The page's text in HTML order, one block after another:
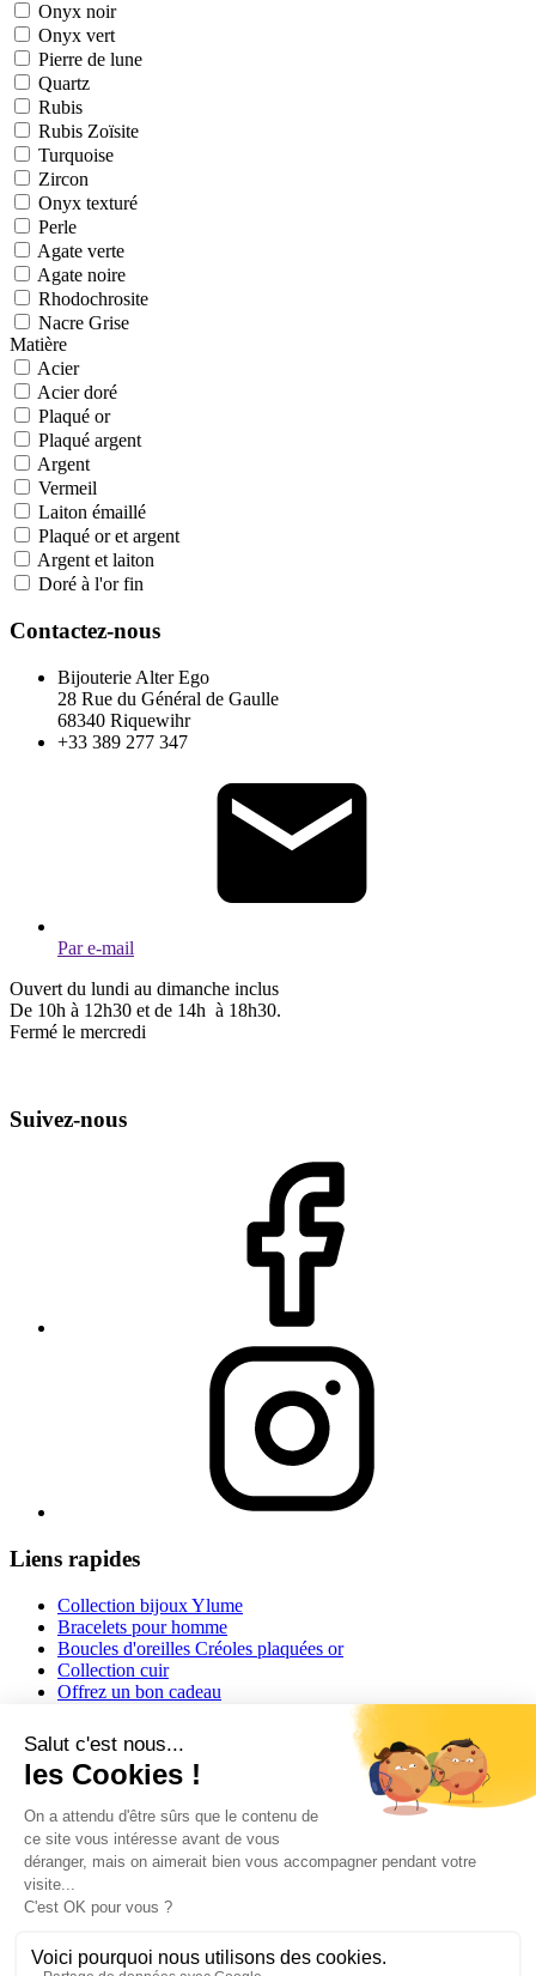
Onyx noir
Onyx vert
Pierre de lune
Quartz
Rubis
Rubis Zoïsite
Turquoise
Zircon
Onyx texturé
Perle
Agate verte
Agate noire
Rhodochrosite
Nacre Grise
Matière
Acier
Acier doré
Plaqué or
Plaqué argent
Argent
Vermeil
Laiton émaillé
Plaqué or et argent
Argent et laiton
Doré à l'or fin
Contactez-nous
Bijouterie Alter Ego
28 Rue du Général de Gaulle
68340 Riquewihr
+33 389 277 347
Par e-mail
Ouvert du lundi au dimanche inclus
De 10h à 12h30 et de 14h à 18h30.
Fermé le mercredi
Suivez-nous
Liens rapides
Collection bijoux Ylume
Bracelets pour homme
Boucles d'oreilles Créoles plaquées or
Collection cuir
Offrez un bon cadeau
Informations
Conditions générales de vente
Mentions légales
Conseils et astuces
Informations livraisons
Retour ou échange
Guide des tailles
Contact